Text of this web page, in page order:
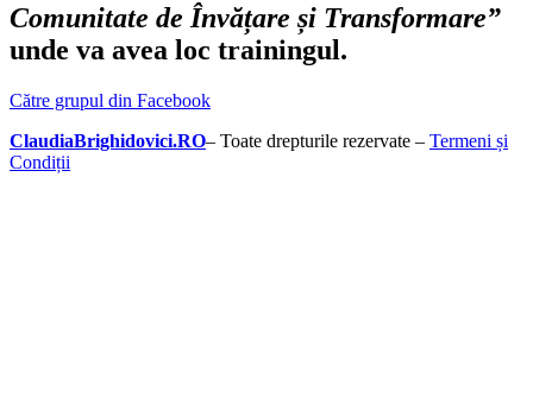
Comunitate de Învățare și Transformare”
unde va avea loc trainingul.
Către grupul din Facebook
ClaudiaBrighidovici.RO– Toate drepturile rezervate – Termeni și
Condiții